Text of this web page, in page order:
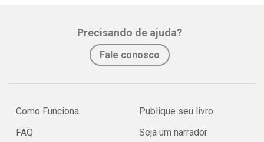
Precisando de ajuda?
Fale conosco
Como Funciona
FAQ
Publique seu livro
Seja um narrador